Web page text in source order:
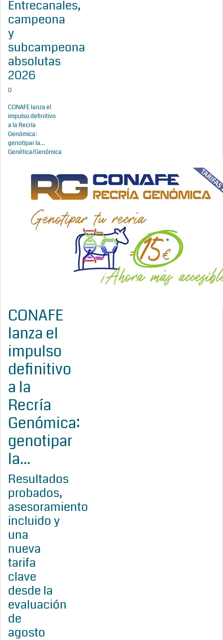
Entrecanales,
campeona
y
subcampeona
absolutas
2026
0
CONAFE lanza el
impulso definitivo
a la Recría
Genómica:
genotipar la...
Genética/Genómica
CONAFE
lanza el
impulso
definitivo
a la
Recría
Genómica:
genotipar
la...
Resultados
probados,
asesoramiento
incluido y
una
nueva
tarifa
clave
desde la
evaluación
de
agosto